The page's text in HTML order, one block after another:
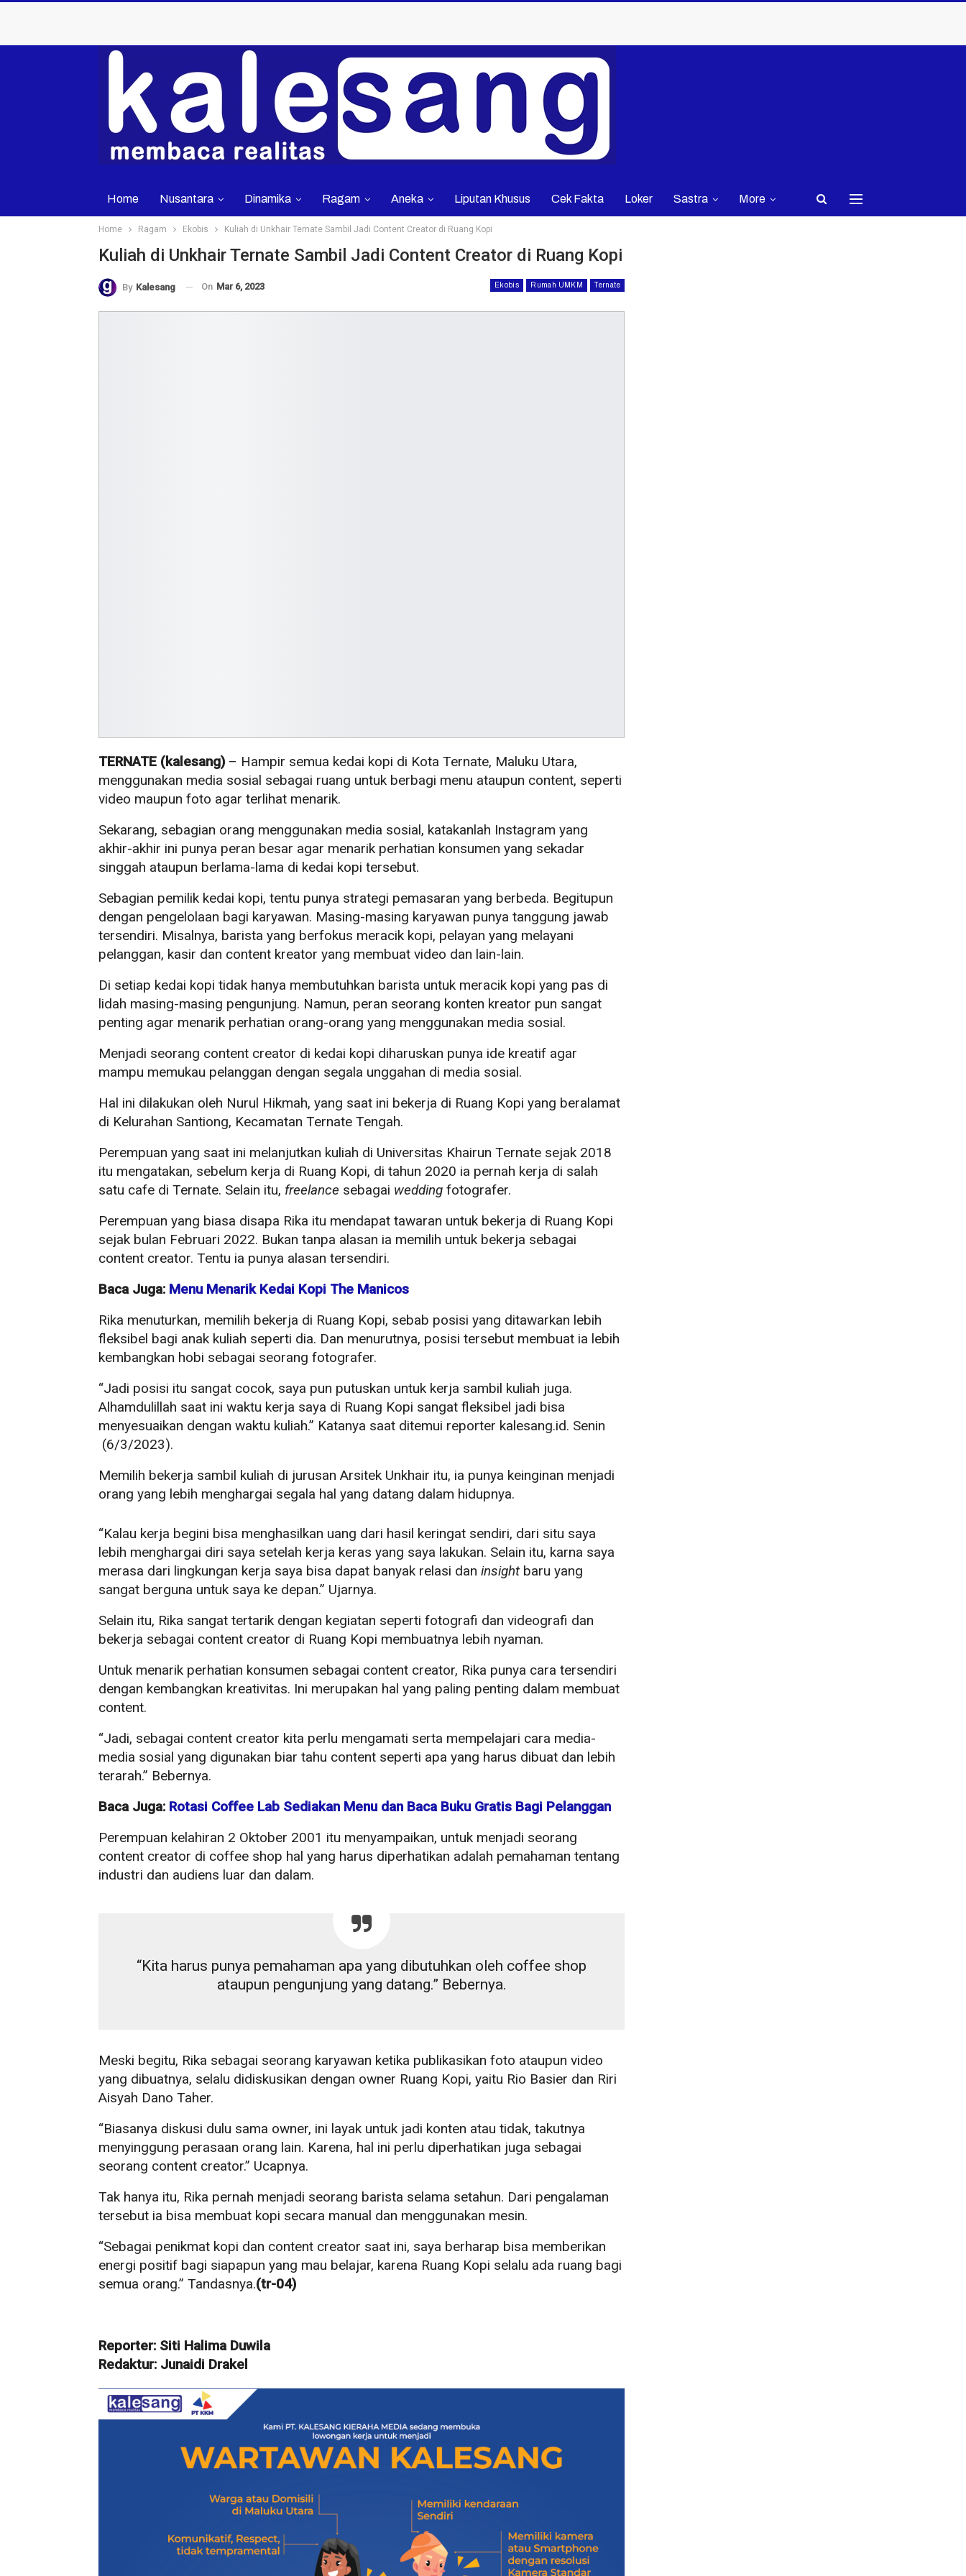
Home Nusantara Dinamika Ragam Aneka Liputan Khusus Cek Fakta Loker Sastra More
Home Ragam Ekobis Kuliah di Unkhair Ternate Sambil Jadi Content Creator di Ruang Kopi
Kuliah di Unkhair Ternate Sambil Jadi Content Creator di Ruang Kopi
Ekobis Rumah UMKM Ternate
By Kalesang On Mar 6, 2023
TERNATE (kalesang) – Hampir semua kedai kopi di Kota Ternate, Maluku Utara,
menggunakan media sosial sebagai ruang untuk berbagi menu ataupun content, seperti
video maupun foto agar terlihat menarik.
Sekarang, sebagian orang menggunakan media sosial, katakanlah Instagram yang
akhir-akhir ini punya peran besar agar menarik perhatian konsumen yang sekadar
singgah ataupun berlama-lama di kedai kopi tersebut.
Sebagian pemilik kedai kopi, tentu punya strategi pemasaran yang berbeda. Begitupun
dengan pengelolaan bagi karyawan. Masing-masing karyawan punya tanggung jawab
tersendiri. Misalnya, barista yang berfokus meracik kopi, pelayan yang melayani
pelanggan, kasir dan content kreator yang membuat video dan lain-lain.
Di setiap kedai kopi tidak hanya membutuhkan barista untuk meracik kopi yang pas di
lidah masing-masing pengunjung. Namun, peran seorang konten kreator pun sangat
penting agar menarik perhatian orang-orang yang menggunakan media sosial.
Menjadi seorang content creator di kedai kopi diharuskan punya ide kreatif agar
mampu memukau pelanggan dengan segala unggahan di media sosial.
Hal ini dilakukan oleh Nurul Hikmah, yang saat ini bekerja di Ruang Kopi yang beralamat
di Kelurahan Santiong, Kecamatan Ternate Tengah.
Perempuan yang saat ini melanjutkan kuliah di Universitas Khairun Ternate sejak 2018
itu mengatakan, sebelum kerja di Ruang Kopi, di tahun 2020 ia pernah kerja di salah
satu cafe di Ternate. Selain itu, freelance sebagai wedding fotografer.
Perempuan yang biasa disapa Rika itu mendapat tawaran untuk bekerja di Ruang Kopi
sejak bulan Februari 2022. Bukan tanpa alasan ia memilih untuk bekerja sebagai
content creator. Tentu ia punya alasan tersendiri.
Baca Juga: Menu Menarik Kedai Kopi The Manicos
Rika menuturkan, memilih bekerja di Ruang Kopi, sebab posisi yang ditawarkan lebih
fleksibel bagi anak kuliah seperti dia. Dan menurutnya, posisi tersebut membuat ia lebih
kembangkan hobi sebagai seorang fotografer.
“Jadi posisi itu sangat cocok, saya pun putuskan untuk kerja sambil kuliah juga.
Alhamdulillah saat ini waktu kerja saya di Ruang Kopi sangat fleksibel jadi bisa
menyesuaikan dengan waktu kuliah.” Katanya saat ditemui reporter kalesang.id. Senin
(6/3/2023).
Memilih bekerja sambil kuliah di jurusan Arsitek Unkhair itu, ia punya keinginan menjadi
orang yang lebih menghargai segala hal yang datang dalam hidupnya.
“Kalau kerja begini bisa menghasilkan uang dari hasil keringat sendiri, dari situ saya
lebih menghargai diri saya setelah kerja keras yang saya lakukan. Selain itu, karna saya
merasa dari lingkungan kerja saya bisa dapat banyak relasi dan insight baru yang
sangat berguna untuk saya ke depan.” Ujarnya.
Selain itu, Rika sangat tertarik dengan kegiatan seperti fotografi dan videografi dan
bekerja sebagai content creator di Ruang Kopi membuatnya lebih nyaman.
Untuk menarik perhatian konsumen sebagai content creator, Rika punya cara tersendiri
dengan kembangkan kreativitas. Ini merupakan hal yang paling penting dalam membuat
content.
“Jadi, sebagai content creator kita perlu mengamati serta mempelajari cara media-
media sosial yang digunakan biar tahu content seperti apa yang harus dibuat dan lebih
terarah.” Bebernya.
Baca Juga: Rotasi Coffee Lab Sediakan Menu dan Baca Buku Gratis Bagi Pelanggan
Perempuan kelahiran 2 Oktober 2001 itu menyampaikan, untuk menjadi seorang
content creator di coffee shop hal yang harus diperhatikan adalah pemahaman tentang
industri dan audiens luar dan dalam.
“Kita harus punya pemahaman apa yang dibutuhkan oleh coffee shop
ataupun pengunjung yang datang.” Bebernya.
Meski begitu, Rika sebagai seorang karyawan ketika publikasikan foto ataupun video
yang dibuatnya, selalu didiskusikan dengan owner Ruang Kopi, yaitu Rio Basier dan Riri
Aisyah Dano Taher.
“Biasanya diskusi dulu sama owner, ini layak untuk jadi konten atau tidak, takutnya
menyinggung perasaan orang lain. Karena, hal ini perlu diperhatikan juga sebagai
seorang content creator.” Ucapnya.
Tak hanya itu, Rika pernah menjadi seorang barista selama setahun. Dari pengalaman
tersebut ia bisa membuat kopi secara manual dan menggunakan mesin.
“Sebagai penikmat kopi dan content creator saat ini, saya berharap bisa memberikan
energi positif bagi siapapun yang mau belajar, karena Ruang Kopi selalu ada ruang bagi
semua orang.” Tandasnya.(tr-04)
Reporter: Siti Halima Duwila
Redaktur: Junaidi Drakel